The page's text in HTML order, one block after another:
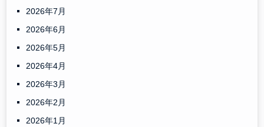
2026年7月
2026年6月
2026年5月
2026年4月
2026年3月
2026年2月
2026年1月